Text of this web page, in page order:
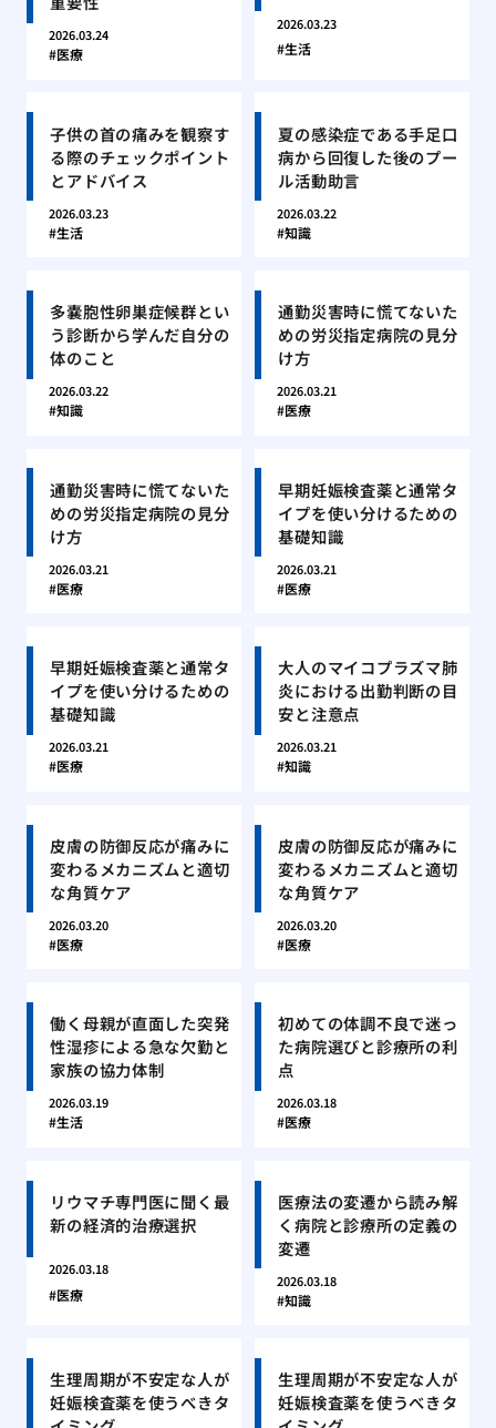
2026.03.24
医療
2026.03.23
生活
子供の首の痛みを観察す
る際のチェックポイント
とアドバイス
2026.03.23
生活
夏の感染症である手足口
病から回復した後のプー
ル活動助言
2026.03.22
知識
多嚢胞性卵巣症候群とい
う診断から学んだ自分の
体のこと
2026.03.22
知識
通勤災害時に慌てないた
めの労災指定病院の見分
け方
2026.03.21
医療
通勤災害時に慌てないた
めの労災指定病院の見分
け方
2026.03.21
医療
早期妊娠検査薬と通常タ
イプを使い分けるための
基礎知識
2026.03.21
医療
早期妊娠検査薬と通常タ
イプを使い分けるための
基礎知識
2026.03.21
医療
大人のマイコプラズマ肺
炎における出勤判断の目
安と注意点
2026.03.21
知識
皮膚の防御反応が痛みに
変わるメカニズムと適切
な角質ケア
2026.03.20
医療
皮膚の防御反応が痛みに
変わるメカニズムと適切
な角質ケア
2026.03.20
医療
働く母親が直面した突発
性湿疹による急な欠勤と
家族の協力体制
2026.03.19
生活
初めての体調不良で迷っ
た病院選びと診療所の利
点
2026.03.18
医療
リウマチ専門医に聞く最
新の経済的治療選択
2026.03.18
医療
医療法の変遷から読み解
く病院と診療所の定義の
変遷
2026.03.18
知識
生理周期が不安定な人が
妊娠検査薬を使うべきタ
生理周期が不安定な人が
妊娠検査薬を使うべきタ